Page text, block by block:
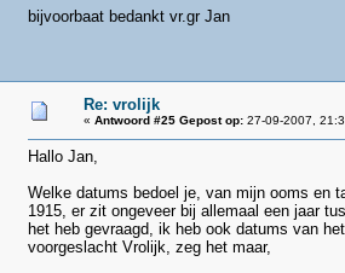
bijvoorbaat bedankt vr.gr Jan
Re: vrolijk
« Antwoord #25 Gepost op:27-09-2007,
Hallo Jan,
Welke datums bedoel je, van mijn ooms en
1915, er zit ongeveer bij allemaal een jaar
het heb gevraagd, ik heb ook datums van het
voorgeslacht Vrolijk, zeg het maar,